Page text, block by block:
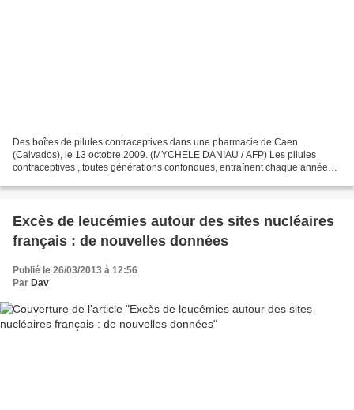
Des boîtes de pilules contraceptives dans une pharmacie de Caen
(Calvados), le 13 octobre 2009. (MYCHELE DANIAU / AFP) Les pilules
contraceptives , toutes générations confondues, entraînent chaque année
Excès de leucémies autour des sites nucléaires
français : de nouvelles données
Publié le 26/03/2013 à 12:56
Par Dav